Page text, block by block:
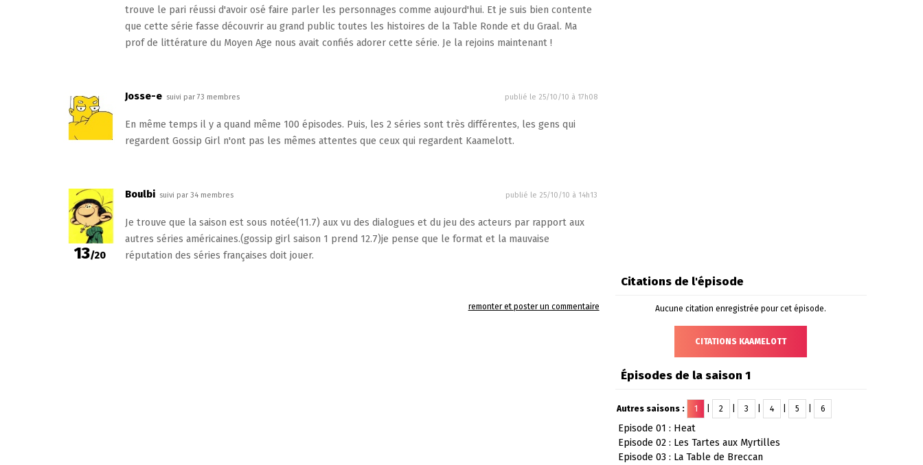
trouve le pari réussi d'avoir osé faire parler les personnages comme aujourd'hui. Et je suis bien contente
que cette série fasse découvrir au grand public toutes les histoires de la Table Ronde et du Graal. Ma
prof de littérature du Moyen Age nous avait confiés adorer cette série. Je la rejoins maintenant !
Josse-e suivi par 73 membres publié le 25/10/10 à 17h08
En même temps il y a quand même 100 épisodes. Puis, les 2 séries sont très différentes, les gens qui
regardent Gossip Girl n'ont pas les mêmes attentes que ceux qui regardent Kaamelott.
13/20
Boulbi suivi par 34 membres publié le 25/10/10 à 14h13
Je trouve que la saison est sous notée(11.7) aux vu des dialogues et du jeu des acteurs par rapport aux
autres séries américaines.(gossip girl saison 1 prend 12.7)je pense que le format et la mauvaise
réputation des séries françaises doit jouer.
remonter et poster un commentaire
Citations de l'épisode
Aucune citation enregistrée pour cet épisode.
CITATIONS KAAMELOTT
Épisodes de la saison 1
Autres saisons : 1 2 3 4 5 6
Episode 01 : Heat
Episode 02 : Les Tartes aux Myrtilles
Episode 03 : La Table de Breccan